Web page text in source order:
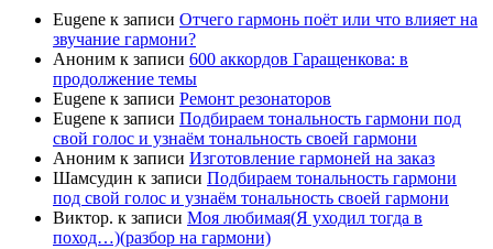
Eugene к записи Отчего гармонь поёт или что влияет на
звучание гармони?
Аноним к записи 600 аккордов Гаращенкова: в
продолжение темы
Eugene к записи Ремонт резонаторов
Eugene к записи Подбираем тональность гармони под
свой голос и узнаём тональность своей гармони
Аноним к записи Изготовление гармоней на заказ
Шамсудин к записи Подбираем тональность гармони
под свой голос и узнаём тональность своей гармони
Виктор. к записи Моя любимая(Я уходил тогда в
поход…)(разбор на гармони)